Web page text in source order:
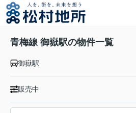
青梅線 御嶽駅の物件一覧
御嶽駅
販売中